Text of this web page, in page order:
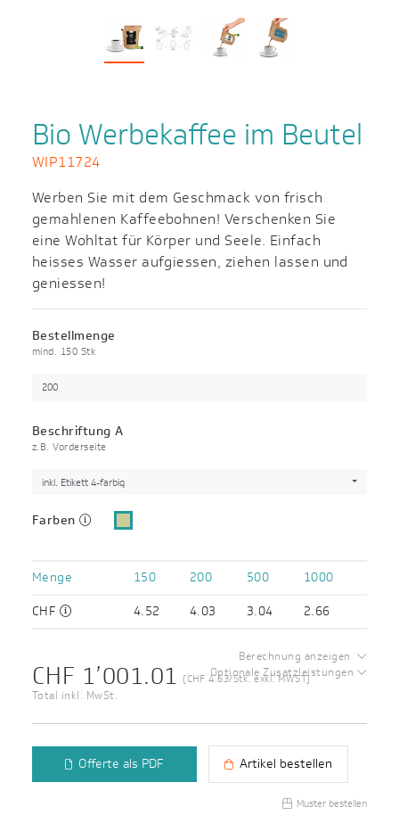
Bio Werbekaffee im Beutel
WIP11724
Werben Sie mit dem Geschmack von frisch
gemahlenen Kaffeebohnen! Verschenken Sie
eine Wohltat für Körper und Seele. Einfach
heisses Wasser aufgiessen, ziehen lassen und
geniessen!
Bestellmenge
mind. 150 Stk
Beschriftung A
z.B. Vorderseite
inkl. Etikett 4-farbig
Farben
Menge 150 200 500
1000
CHF
4.52 4.03 3.04 2.66
CHF 1’001.01 (CHF 4.63/Stk. exkl. MWST)
Total inkl. MwSt.
Berechnung anzeigen
Optionale Zusatzleistungen
Offerte als PDF Artikel bestellen
Muster bestellen